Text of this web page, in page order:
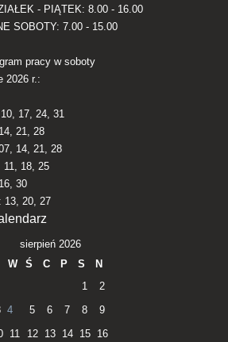
- PIĄTEK: 8.00 - 16.00
SOBOTY: 7.00 - 15.00
pracy w soboty
2026 r.:
17, 24, 31
21, 28
14, 21, 28
11, 18, 25
30
13, 20, 27
sierpień 2026
W Ś C P S
N
1
2
4 5 6 7 8
9
11 12 13 14 15 16